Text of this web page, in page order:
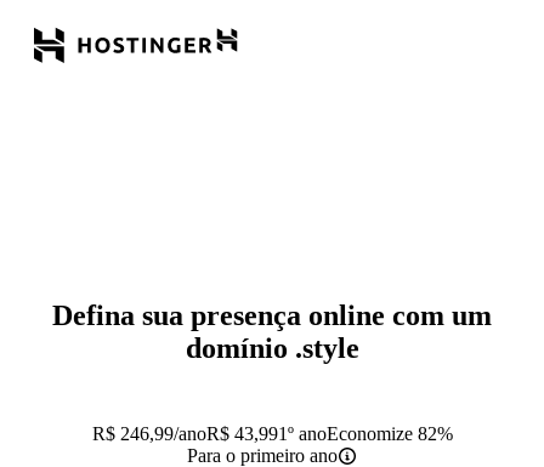
Defina sua presença online com um
domínio .style
R$ 246,99/anoR$ 43,991º anoEconomize 82%
Para o primeiro ano